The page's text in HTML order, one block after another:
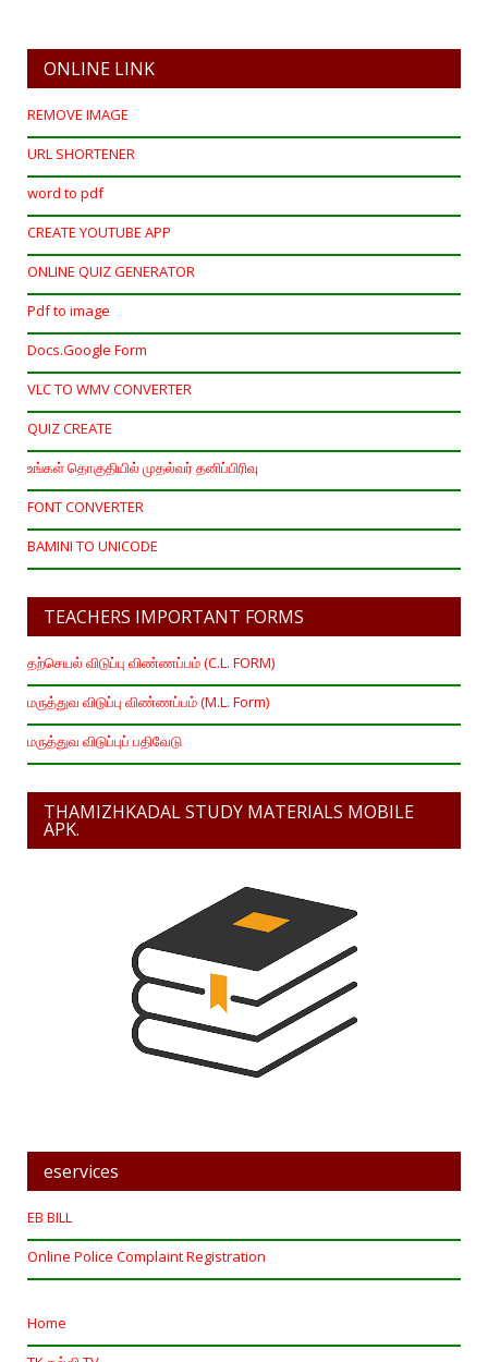
ONLINE LINK
REMOVE IMAGE
URL SHORTENER
word to pdf
CREATE YOUTUBE APP
ONLINE QUIZ GENERATOR
Pdf to image
Docs.Google Form
VLC TO WMV CONVERTER
QUIZ CREATE
உங்கள் தொகுதியில் முதல்வர் தனிப்பிரிவு
FONT CONVERTER
BAMINI TO UNICODE
TEACHERS IMPORTANT FORMS
தற்செயல் விடுப்பு விண்ணப்பம் (C.L. FORM)
மருத்துவ விடுப்பு விண்ணப்பம் (M.L. Form)
மருத்துவ விடுப்புப் பதிவேடு
THAMIZHKADAL STUDY MATERIALS MOBILE
APK.
eservices
EB BILL
Online Police Complaint Registration
Home